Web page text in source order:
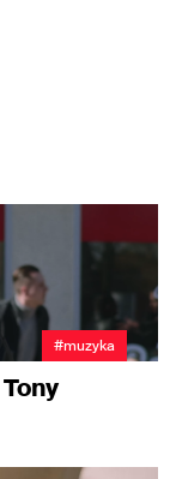
#muzyka
Tony